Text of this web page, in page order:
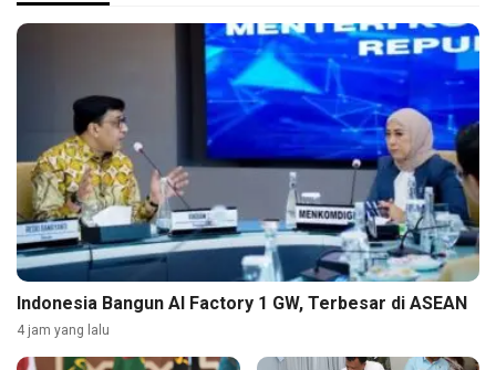
Indonesia Bangun AI Factory 1 GW, Terbesar di ASEAN
4 jam yang lalu